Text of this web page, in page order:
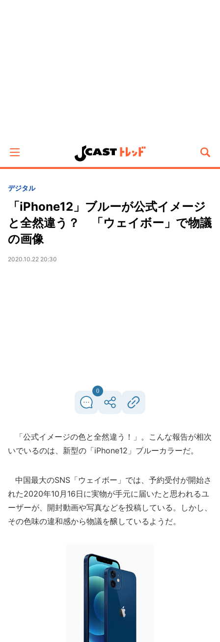
デジタル
「iPhone12」ブルーが公式イメージ
と全然違う？ 「ウェイボー」で物議
の画像
2020.10.22 20:30
0
「公式イメージの色と全然違う！」。こんな報告が相次
いでいるのは、新型の「iPhone12」ブルーカラーだ。
中国最大のSNS「ウェイボー」では、予約受付が開始さ
れた2020年10月16日に実物が手元に届いたと思われるユ
ーザーが、開封動画や写真などを投稿している。しかし、
その色味の違和感から物議を醸しているようだ。